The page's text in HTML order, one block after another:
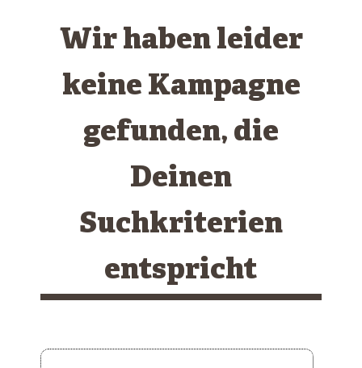
Wir haben leider
keine Kampagne
gefunden, die
Deinen
Suchkriterien
entspricht